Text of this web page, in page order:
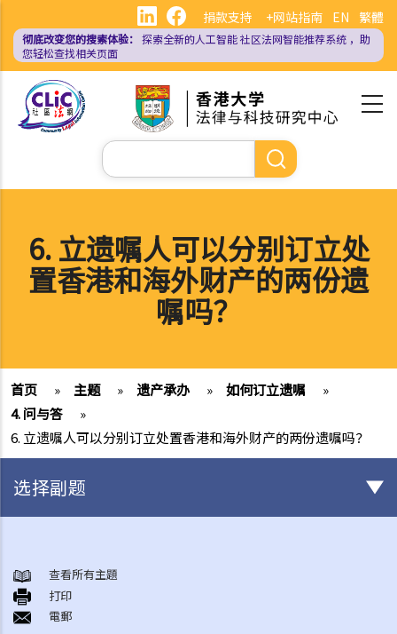
主
EN 繁體
捐款支持 +网站指南
彻底改变您的搜索体验： 探索全新的人工智能社区法网智能推荐系统 ，助
您轻松查找相关页面
搜
索
6. 立遗嘱人可以分别订立处
置香港和海外财产的两份遗
嘱吗？
首页 » 主题 » 遗产承办 » 如何订立遗嘱
»
4. 问与答
»
6. 立遗嘱人可以分别订立处置香港和海外财产的两份遗嘱吗？
选择副题
1. 订立遗嘱的好处
2. 在授予承办书方面，有遗嘱的遗产与没有遗嘱的遗产有何分别?
如何订立遗嘱
查看所有主題
打印
電郵